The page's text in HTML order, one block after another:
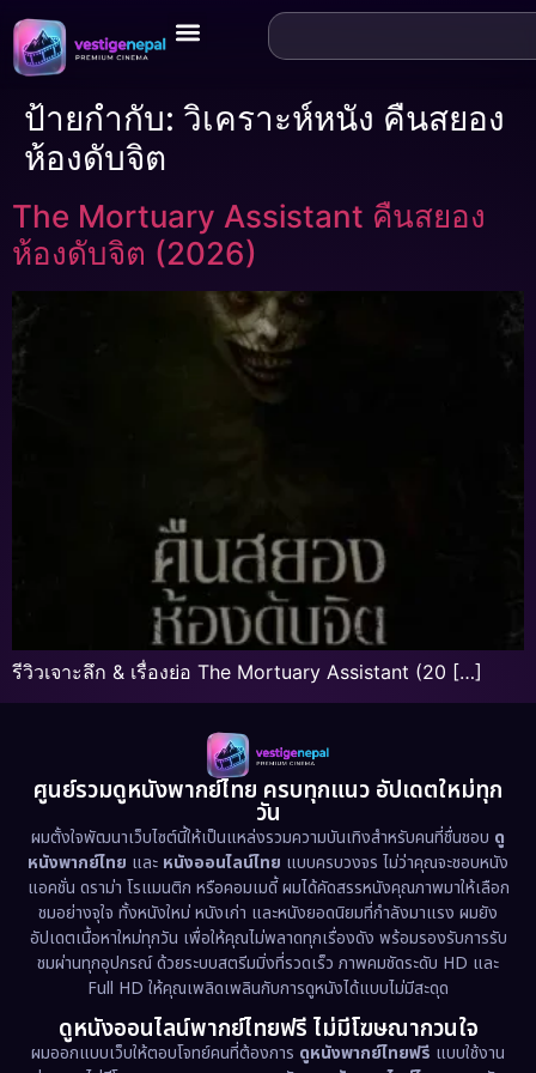
ป้ายกำกับ: วิเคราะห์หนัง คืนสยอง
ห้องดับจิต
The Mortuary Assistant คืนสยอง
ห้องดับจิต (2026)
รีวิวเจาะลึก & เรื่องย่อ The Mortuary Assistant (20 […]
ศูนย์รวมดูหนังพากย์ไทย ครบทุกแนว อัปเดตใหม่ทุก
วัน
ผมตั้งใจพัฒนาเว็บไซต์นี้ให้เป็นแหล่งรวมความบันเทิงสำหรับคนที่ชื่นชอบ ดู
หนังพากย์ไทย และ หนังออนไลน์ไทย แบบครบวงจร ไม่ว่าคุณจะชอบหนัง
แอคชั่น ดราม่า โรแมนติก หรือคอมเมดี้ ผมได้คัดสรรหนังคุณภาพมาให้เลือก
ชมอย่างจุใจ ทั้งหนังใหม่ หนังเก่า และหนังยอดนิยมที่กำลังมาแรง ผมยัง
อัปเดตเนื้อหาใหม่ทุกวัน เพื่อให้คุณไม่พลาดทุกเรื่องดัง พร้อมรองรับการรับ
ชมผ่านทุกอุปกรณ์ ด้วยระบบสตรีมมิ่งที่รวดเร็ว ภาพคมชัดระดับ HD และ
Full HD ให้คุณเพลิดเพลินกับการดูหนังได้แบบไม่มีสะดุด
ดูหนังออนไลน์พากย์ไทยฟรี ไม่มีโฆษณากวนใจ
ผมออกแบบเว็บให้ตอบโจทย์คนที่ต้องการ ดูหนังพากย์ไทยฟรี แบบใช้งาน